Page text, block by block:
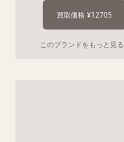
買取価格 ¥12705
このブランドをもっと見る